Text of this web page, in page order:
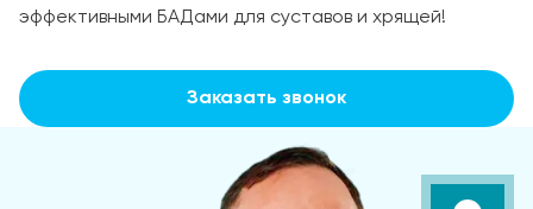
эффективными БАДами для суставов и хрящей!
Заказать звонок